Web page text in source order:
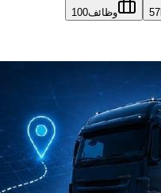
وظائف100